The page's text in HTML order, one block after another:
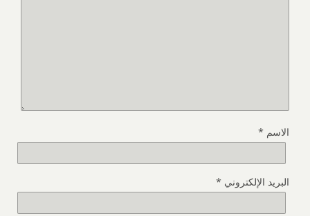
الاسم *
البريد الإلكتروني *